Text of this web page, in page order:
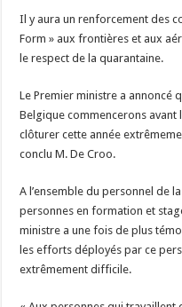
Il y aura un renforcement des
Form » aux frontières et aux
le respect de la quarantaine.
Le Premier ministre a annoncé
Belgique commencerons avant
clôturer cette année
conclu M. De Croo.
A l’ensemble du personnel de
personnes en formation et
ministre a une fois de plus
les efforts déployés par ce
extrêmement difficile.